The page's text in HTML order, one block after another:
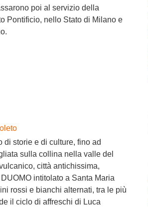
poi al servizio della
Pontificio, nello Stato di Milano e
di storie e di culture, fino ad
sulla collina nella valle del
città antichissima,
intitolato a Santa Maria
rossi e bianchi alternati, tra le più
il ciclo di affreschi di Luca